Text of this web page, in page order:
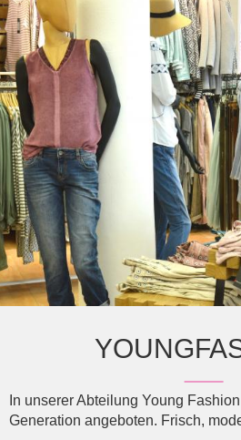
In unserer Abteilung Young
Generation angeboten. Frisch,